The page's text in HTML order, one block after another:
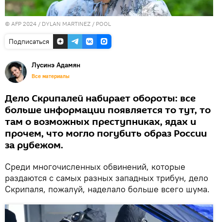
© AFP 2024 / DYLAN MARTINEZ / POOL
Подписаться
Лусинэ Адамян
Все материалы
Дело Скрипалей набирает обороты: все
больше информации появляется то тут, то
там о возможных преступниках, ядах и
прочем, что могло погубить образ России
за рубежом.
Среди многочисленных обвинений, которые
раздаются с самых разных западных трибун, дело
Скрипаля, пожалуй, наделало больше всего шума.